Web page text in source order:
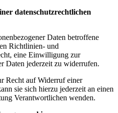
datenschutzrechtlichen
Daten betroffene
Richtlinien- und
eine Einwilligung zur
Daten jederzeit zu widerrufen.
Recht auf Widerruf einer
sie sich hierzu jederzeit an einen
Verantwortlichen wenden.